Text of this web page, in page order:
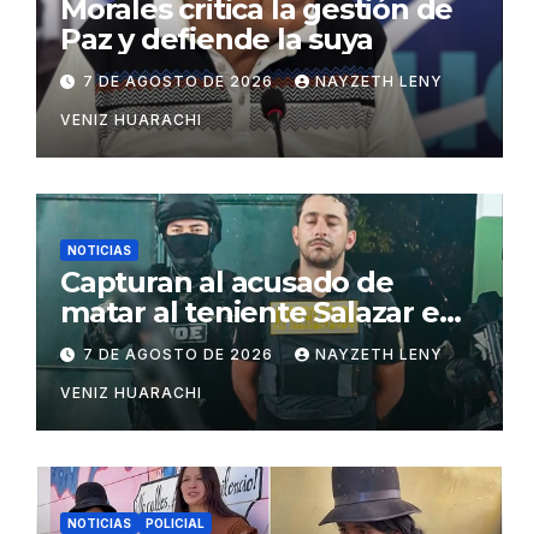
Morales critica la gestión de
Paz y defiende la suya
7 DE AGOSTO DE 2026 NAYZETH LENY
VENIZ HUARACHI
NOTICIAS
Capturan al acusado de
matar al teniente Salazar en
San Matías
7 DE AGOSTO DE 2026 NAYZETH LENY
VENIZ HUARACHI
NOTICIAS POLICIAL